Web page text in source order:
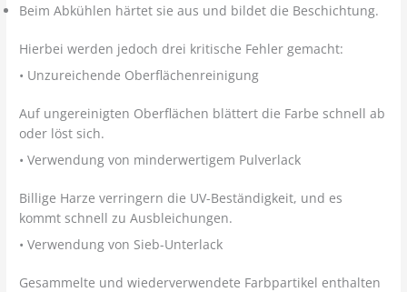
Beim Abkühlen härtet sie aus und bildet die Beschichtung.
Hierbei werden jedoch drei kritische Fehler gemacht:
• Unzureichende Oberflächenreinigung
Auf ungereinigten Oberflächen blättert die Farbe schnell ab
oder löst sich.
• Verwendung von minderwertigem Pulverlack
Billige Harze verringern die UV-Beständigkeit, und es
kommt schnell zu Ausbleichungen.
• Verwendung von Sieb-Unterlack
Gesammelte und wiederverwendete Farbpartikel enthalten